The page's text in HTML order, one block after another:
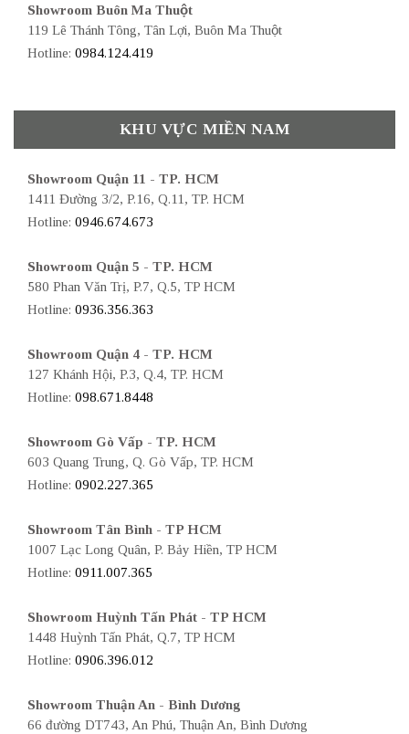
Showroom Buôn Ma Thuột
119 Lê Thánh Tông, Tân Lợi, Buôn Ma Thuột
Hotline: 0984.124.419
KHU VỰC MIỀN NAM
Showroom Quận 11 - TP. HCM
1411 Đường 3/2, P.16, Q.11, TP. HCM
Hotline: 0946.674.673
Showroom Quận 5 - TP. HCM
580 Phan Văn Trị, P.7, Q.5, TP HCM
Hotline: 0936.356.363
Showroom Quận 4 - TP. HCM
127 Khánh Hội, P.3, Q.4, TP. HCM
Hotline: 098.671.8448
Showroom Gò Vấp - TP. HCM
603 Quang Trung, Q. Gò Vấp, TP. HCM
Hotline: 0902.227.365
Showroom Tân Bình - TP HCM
1007 Lạc Long Quân, P. Bảy Hiền, TP HCM
Hotline: 0911.007.365
Showroom Huỳnh Tấn Phát - TP HCM
1448 Huỳnh Tấn Phát, Q.7, TP HCM
Hotline: 0906.396.012
Showroom Thuận An - Bình Dương
66 đường DT743, An Phú, Thuận An, Bình Dương